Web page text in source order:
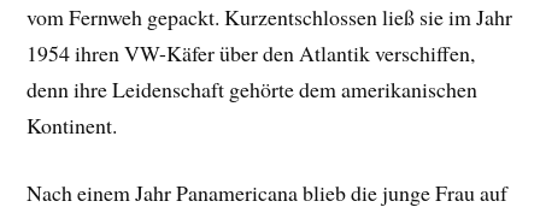
vom Fernweh gepackt. Kurzentschlossen ließ sie im Jahr
1954 ihren VW-Käfer über den Atlantik verschiffen,
denn ihre Leidenschaft gehörte dem amerikanischen
Kontinent.
Nach einem Jahr Panamericana blieb die junge Frau auf